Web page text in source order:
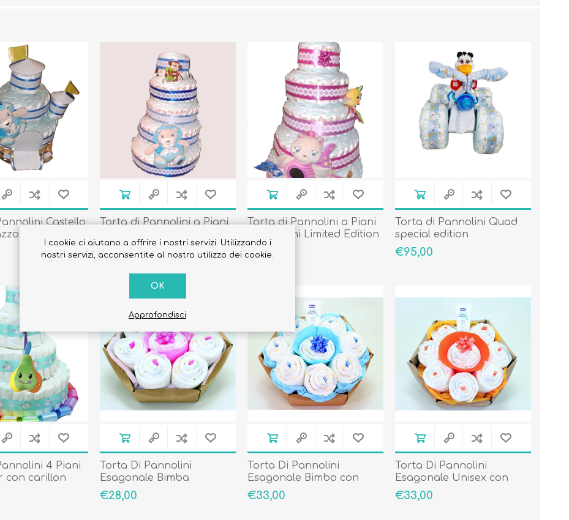
Castello
Torta di Pannolini a Piani
Azzurra
€131,50
Torta di Pannolini a Piani
con Giochi Limited Edition
Rosa
€131,50
Torta di Pannolini Quad
special edition
€95,00
4 Piani
con carillon
Torta Di Pannolini
Esagonale Bimba
€28,00
Torta Di Pannolini
Esagonale Bimbo con
Cosmesi
€33,00
Torta Di Pannolini
Esagonale Unisex con
Cosmesi
€33,00
I cookie ci aiutano a offrire i nostri servizi. Utilizzando i
nostri servizi, acconsentite al nostro utilizzo dei cookie.
OK
Approfondisci